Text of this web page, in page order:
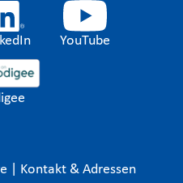
YouTube
Kontakt & Adressen